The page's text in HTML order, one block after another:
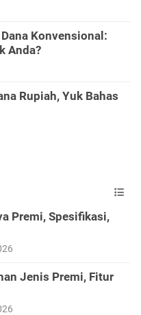
Konvensional:
Anda?
Rupiah, Yuk Bahas
Premi, Spesifikasi,
Jenis Premi, Fitur